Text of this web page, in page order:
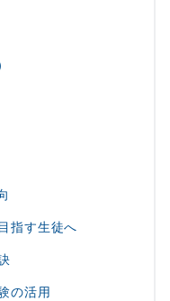
指す生徒へ
の活用